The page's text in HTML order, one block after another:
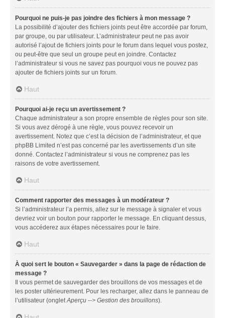
Pourquoi ne puis-je pas joindre des fichiers à mon message ?
La possibilité d’ajouter des fichiers joints peut être accordée par forum,
par groupe, ou par utilisateur. L’administrateur peut ne pas avoir
autorisé l’ajout de fichiers joints pour le forum dans lequel vous postez,
ou peut-être que seul un groupe peut en joindre. Contactez
l’administrateur si vous ne savez pas pourquoi vous ne pouvez pas
ajouter de fichiers joints sur un forum.
Haut
Pourquoi ai-je reçu un avertissement ?
Chaque administrateur a son propre ensemble de règles pour son site.
Si vous avez dérogé à une règle, vous pouvez recevoir un
avertissement. Notez que c’est la décision de l’administrateur, et que
phpBB Limited n’est pas concerné par les avertissements d’un site
donné. Contactez l’administrateur si vous ne comprenez pas les
raisons de votre avertissement.
Haut
Comment rapporter des messages à un modérateur ?
Si l’administrateur l’a permis, allez sur le message à signaler et vous
devriez voir un bouton pour rapporter le message. En cliquant dessus,
vous accéderez aux étapes nécessaires pour le faire.
Haut
À quoi sert le bouton « Sauvegarder » dans la page de rédaction de
message ?
Il vous permet de sauvegarder des brouillons de vos messages et de
les poster ultérieurement. Pour les recharger, allez dans le panneau de
l’utilisateur (ongletAperçu --> Gestion des brouillons).